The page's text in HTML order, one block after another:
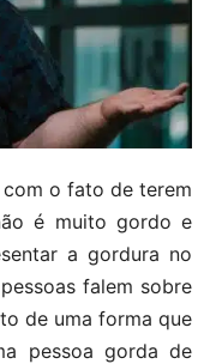
com o fato de terem
é muito gordo e
a gordura no
falem sobre
de uma forma que
pessoa gorda de